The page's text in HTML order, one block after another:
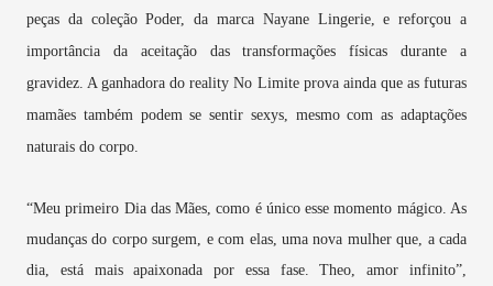
peças da coleção Poder, da marca Nayane Lingerie, e reforçou a
importância da aceitação das transformações físicas durante a
gravidez. A ganhadora do reality No Limite prova ainda que as futuras
mamães também podem se sentir sexys, mesmo com as adaptações
naturais do corpo.
“Meu primeiro Dia das Mães, como é único esse momento mágico. As
mudanças do corpo surgem, e com elas, uma nova mulher que, a cada
dia, está mais apaixonada por essa fase. Theo, amor infinito”,